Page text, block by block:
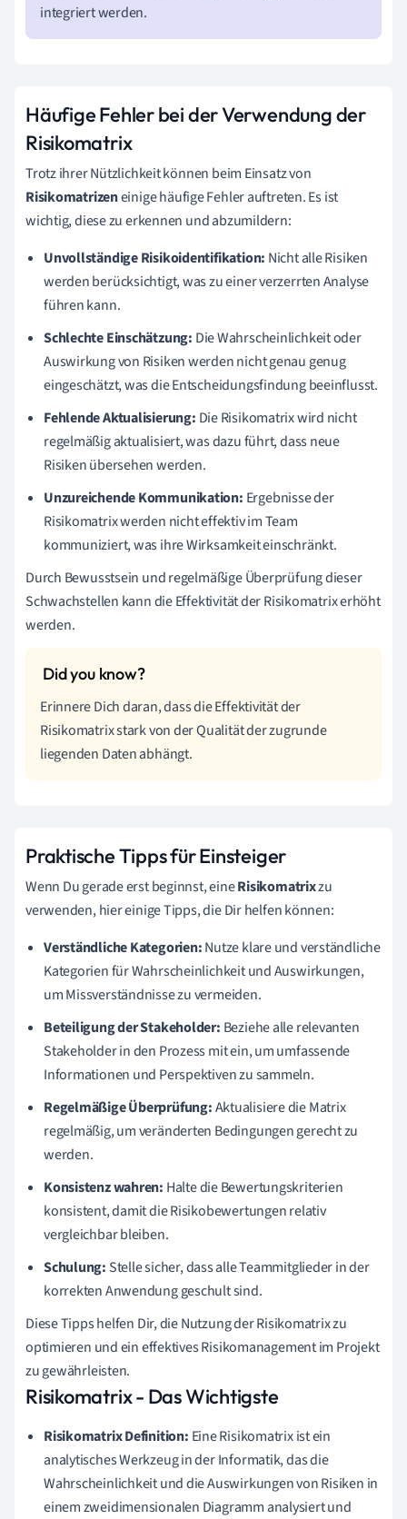
integriert werden.
Häufige Fehler bei der Verwendung der
Risikomatrix
Trotz ihrer Nützlichkeit können beim Einsatz von
Risikomatrizeneinige häufige Fehler auftreten. Es ist
wichtig, diese zu erkennen und abzumildern:
Unvollständige Risikoidentifikation: Nicht alle Risiken
werden berücksichtigt, was zu einer verzerrten Analyse
führen kann.
Schlechte Einschätzung: Die Wahrscheinlichkeit oder
Auswirkung von Risiken werden nicht genau genug
eingeschätzt, was die Entscheidungsfindung beeinflusst.
Fehlende Aktualisierung: Die Risikomatrix wird nicht
regelmäßig aktualisiert, was dazu führt, dass neue
Risiken übersehen werden.
Unzureichende Kommunikation: Ergebnisse der
Risikomatrix werden nicht effektiv im Team
kommuniziert, was ihre Wirksamkeit einschränkt.
Durch Bewusstsein und regelmäßige Überprüfung dieser
Schwachstellen kann die Effektivität der Risikomatrix erhöht
werden.
Erinnere Dich daran, dass die Effektivität der
Risikomatrix stark von der Qualität der zugrunde
liegenden Daten abhängt.
Praktische Tipps für Einsteiger
Wenn Du gerade erst beginnst, eineRisikomatrixzu
verwenden, hier einige Tipps, die Dir helfen können:
Verständliche Kategorien:Nutze klare und verständliche
Kategorien für Wahrscheinlichkeit und Auswirkungen,
um Missverständnisse zu vermeiden.
Beteiligung der Stakeholder: Beziehe alle relevanten
Stakeholder in den Prozess mit ein, um umfassende
Informationen und Perspektiven zu sammeln.
Regelmäßige Überprüfung:Aktualisiere die Matrix
regelmäßig, um veränderten Bedingungen gerecht zu
werden.
Konsistenz wahren: Halte die Bewertungskriterien
konsistent, damit die Risikobewertungen relativ
vergleichbar bleiben.
Schulung: Stelle sicher, dass alle Teammitglieder in der
korrekten Anwendung geschult sind.
Diese Tipps helfen Dir, die Nutzung der Risikomatrix zu
optimieren und ein effektives Risikomanagement im Projekt
zu gewährleisten.
Risikomatrix - Das Wichtigste
Risikomatrix Definition: Eine Risikomatrix ist ein
analytisches Werkzeug in der Informatik, das die
Wahrscheinlichkeit und die Auswirkungen von Risiken in
einem zweidimensionalen Diagramm analysiert und